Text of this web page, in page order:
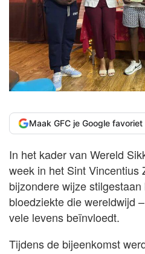
Maak GFC je Google favoriet
In het kader van Wereld
week in het Sint Vincentius
bijzondere wijze
bloedziekte die wereldwijd
vele levens beïnvloedt.
Tijdens de bijeenkomst